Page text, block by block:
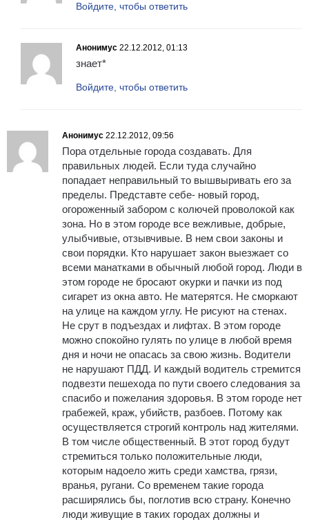
Войдите, чтобы ответить
Анонимус 22.12.2012, 01:13
знает*
Войдите, чтобы ответить
Анонимус 22.12.2012, 09:56
Пора отдельные города создавать. Для
правильных людей. Если туда случайно
попадает неправильный то вышвыривать его за
пределы. Представте себе- новый город,
огороженный забором с колючей проволокой как
зона. Но в этом городе все вежливые, добрые,
улыбчивые, отзывчивые. В нем свои законы и
свои порядки. Кто нарушает закон выезжает со
всеми манатками в обычный любой город. Люди в
этом городе не бросают окурки и пачки из под
сигарет из окна авто. Не матерятся. Не сморкают
на улице на каждом углу. Не рисуют на стенах.
Не срут в подъездах и лифтах. В этом городе
можно спокойно гулять по улице в любой время
дня и ночи не опасась за свою жизнь. Водители
не нарушают ПДД. И каждый водитель стремится
подвезти пешехода по пути своего следования за
спасибо и пожелания здоровья. В этом городе нет
грабежей, краж, убийств, разбоев. Потому как
осуществляется строгий контроль над жителями.
В том числе общественный. В этот город будут
стремиться только положительные люди,
которым надоело жить среди хамства, грязи,
вранья, ругани. Со временем такие города
расширялись бы, поглотив всю страну. Конечно
люди живущие в таких городах должны и